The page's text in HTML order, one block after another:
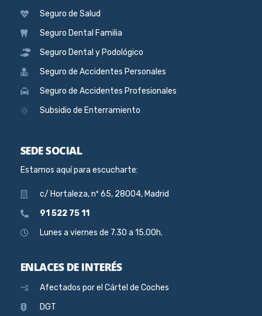
Seguro de Salud
Seguro Dental Familia
Seguro Dental y Podológico
Seguro de Accidentes Personales
Seguro de Accidentes Profesionales
Subsidio de Enterramiento
SEDE SOCIAL
Estamos aquí para escucharte:
c/ Hortaleza, nº 65, 28004, Madrid
91 522 75 11
Lunes a viernes de 7.30 a 15.00h.
ENLACES DE INTERÉS
Afectados por el Cártel de Coches
DGT